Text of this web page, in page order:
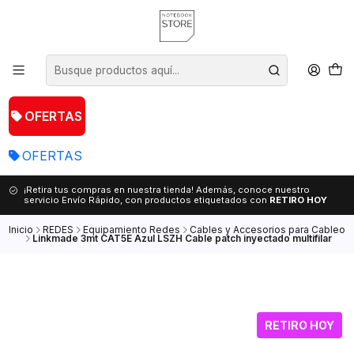
OFERTAS
OFERTAS
¡Retira tus compras en nuestra tienda! Además, conoce nuestro
servicio Envío Rápido, con productos etiquetados con RETIRO HOY
Inicio REDES Equipamiento Redes Cables y Accesorios para Cableo
Linkmade 3mt CAT5E Azul LSZH Cable patch inyectado multifilar
RETIRO HOY